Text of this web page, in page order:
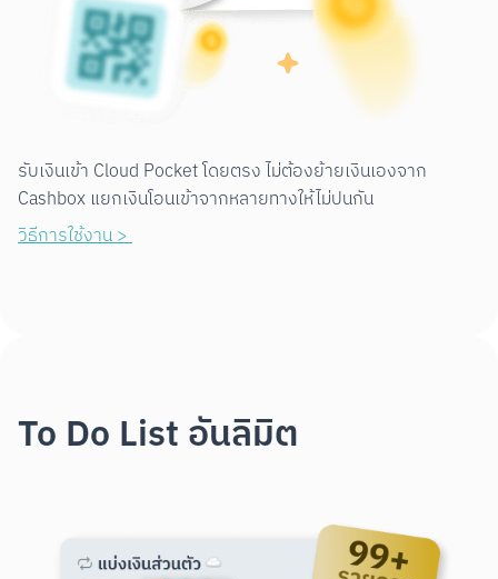
รับเงินเข้า Cloud Pocket โดยตรง ไม่ต้องย้ายเงินเองจาก
Cashbox แยกเงินโอนเข้าจากหลายทางให้ไม่ปนกัน
วิธีการใช้งาน >
To Do List อันลิมิต